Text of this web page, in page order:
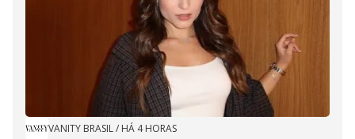
VANITY BRASIL/ HÁ 4 HORAS